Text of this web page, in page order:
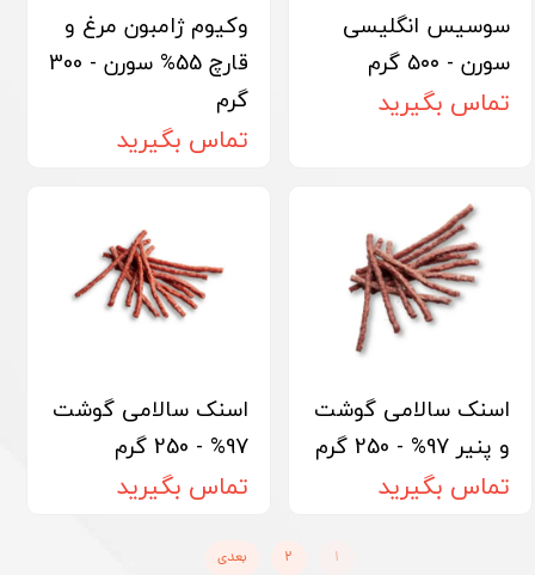
سوسیس انگلیسی
سورن - ۵۰۰ گرم
تماس بگیرید
وکیوم ژامبون مرغ و
قارچ 55% سورن - 300
گرم
تماس بگیرید
اسنک سالامی گوشت
و پنیر 97% - 250 گرم
تماس بگیرید
اسنک سالامی گوشت
97% - 250 گرم
تماس بگیرید
۱ ۲ بعدی